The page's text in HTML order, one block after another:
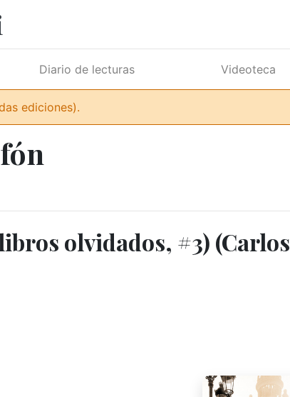
Diario de lecturas Videoteca
ediciones).
olvidados, #3) (Carlos